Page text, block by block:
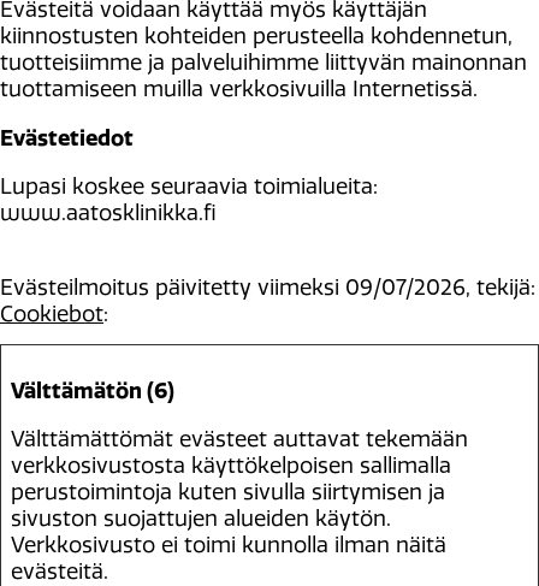
Evästeitä voidaan käyttää myös käyttäjän
kiinnostusten kohteiden perusteella kohdennetun,
tuotteisiimme ja palveluihimme liittyvän mainonnan
tuottamiseen muilla verkkosivuilla Internetissä.
Evästetiedot
Lupasi koskee seuraavia toimialueita:
www.aatosklinikka.fi
Evästeilmoitus päivitetty viimeksi 09/07/2026, tekijä:
Cookiebot:
Välttämätön (6)
Välttämättömät evästeet auttavat tekemään
verkkosivustosta käyttökelpoisen sallimalla
perustoimintoja kuten sivulla siirtymisen ja
sivuston suojattujen alueiden käytön.
Verkkosivusto ei toimi kunnolla ilman näitä
evästeitä.